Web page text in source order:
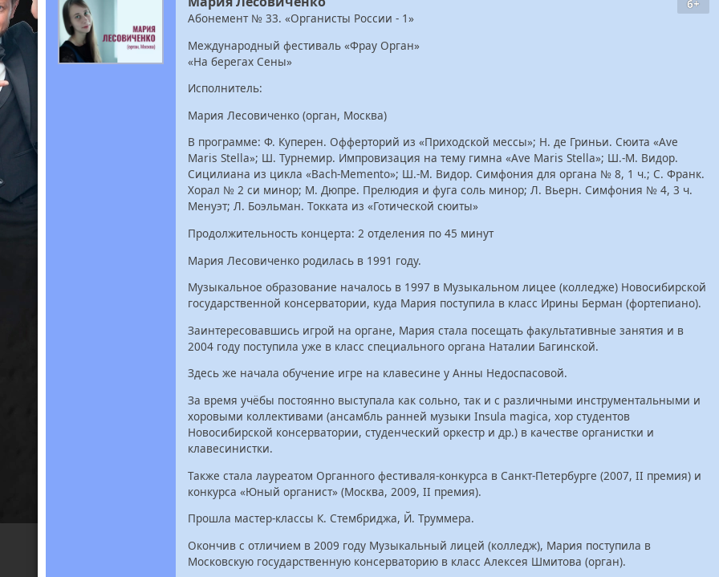
6+
Абонемент № 33. «Органисты России - 1»
Международный фестиваль «Фрау Орган»
«На берегах Сены»
Исполнитель:
Мария Лесовиченко (орган, Москва)
В программе: Ф. Куперен. Офферторий из «Приходской мессы»; Н. де Гриньи. Сюита «Ave
Maris Stella»; Ш. Турнемир. Импровизация на тему гимна «Ave Maris Stella»; Ш.-М. Видор.
Сицилиана из цикла «Bach-Memento»; Ш.-М. Видор. Симфония для органа № 8, 1 ч.; С. Франк.
Хорал № 2 си минор; М. Дюпре. Прелюдия и фуга соль минор; Л. Вьерн. Симфония № 4, 3 ч.
Менуэт; Л. Боэльман. Токката из «Готической сюиты»
Продолжительность концерта: 2 отделения по 45 минут
Мария Лесовиченко родилась в 1991 году.
Музыкальное образование началось в 1997 в Музыкальном лицее (колледже) Новосибирской
государственной консерватории, куда Мария поступила в класс Ирины Берман (фортепиано).
Заинтересовавшись игрой на органе, Мария стала посещать факультативные занятия и в
2004 году поступила уже в класс специального органа Наталии Багинской.
Здесь же начала обучение игре на клавесине у Анны Недоспасовой.
За время учёбы постоянно выступала как сольно, так и с различными инструментальными и
хоровыми коллективами (ансамбль ранней музыки Insula magica, хор студентов
Новосибирской консерватории, студенческий оркестр и др.) в качестве органистки и
клавесинистки.
Также стала лауреатом Органного фестиваля-конкурса в Санкт-Петербурге (2007, II премия) и
конкурса «Юный органист» (Москва, 2009, II премия).
Прошла мастер-классы К. Стембриджа, Й. Труммера.
Окончив с отличием в 2009 году Музыкальный лицей (колледж), Мария поступила в
Московскую государственную консерваторию в класс Алексея Шмитова (орган).